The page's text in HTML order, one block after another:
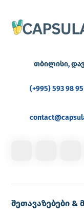
თბილისი,
(+995) 593 98
შეთავაზებები &